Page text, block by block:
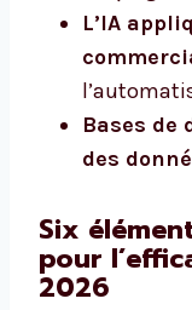
L’IA
Bases de
des
Six
pour
2026